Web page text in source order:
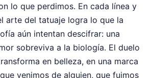
lo que perdimos. En cada línea y
arte del tatuaje logra lo que la
aún intentan descifrar: una
sobreviva a la biología. El duelo
en belleza, en una marca
venimos de alguien, que fuimos